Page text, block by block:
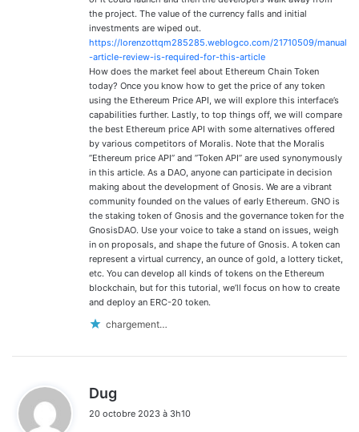
the project. The value of the currency falls and initial
investments are wiped out.
https://lorenzottqm285285.weblogco.com/21710509/manual
-article-review-is-required-for-this-article
How does the market feel about Ethereum Chain Token
today? Once you know how to get the price of any token
using the Ethereum Price API, we will explore this interface’s
capabilities further. Lastly, to top things off, we will compare
the best Ethereum price API with some alternatives offered
by various competitors of Moralis. Note that the Moralis
”Ethereum price API” and ”Token API” are used synonymously
in this article. As a DAO, anyone can participate in decision
making about the development of Gnosis. We are a vibrant
community founded on the values of early Ethereum. GNO is
the staking token of Gnosis and the governance token for the
GnosisDAO. Use your voice to take a stand on issues, weigh
in on proposals, and shape the future of Gnosis. A token can
represent a virtual currency, an ounce of gold, a lottery ticket,
etc. You can develop all kinds of tokens on the Ethereum
blockchain, but for this tutorial, we’ll focus on how to create
and deploy an ERC-20 token.
chargement…
Dug
t
20 octobre 2023 à 3h10